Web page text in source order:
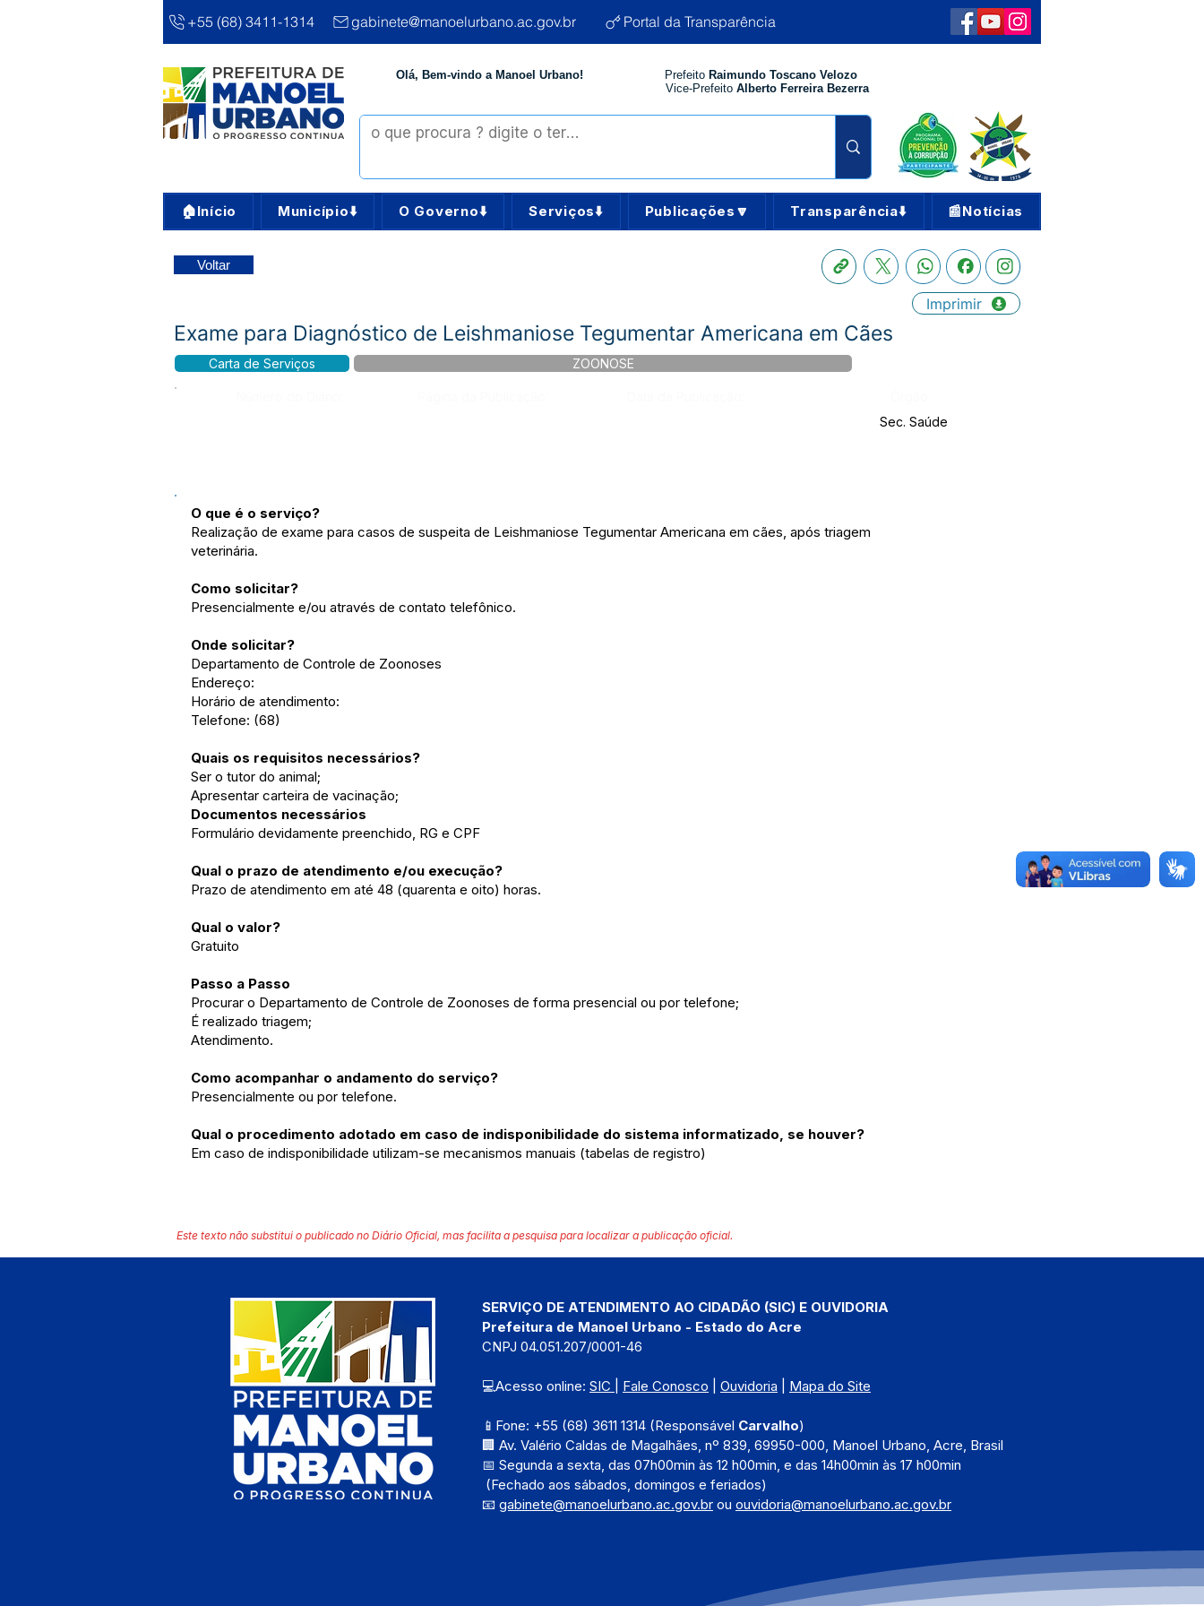
+55 (68) 3411-1314 gabinete@manoelurbano.ac.gov.br Portal da Transparência
Olá, Bem-vindo a Manoel Urbano! Prefeito Raimundo Toscano Velozo
Vice-Prefeito Alberto Ferreira Bezerra
🏠Início Município⬇️ O Governo⬇️ Serviços⬇️ Publicações🔽 Transparência⬇️ 📰Notícias
Voltar
Imprimir
Exame para Diagnóstico de Leishmaniose Tegumentar Americana em Cães
Carta de Serviços ZOONOSE
Sec. Saúde
O que é o serviço?
Realização de exame para casos de suspeita de Leishmaniose Tegumentar Americana em cães, após triagem
veterinária.
Como solicitar?
Presencialmente e/ou através de contato telefônico.
Onde solicitar?
Departamento de Controle de Zoonoses
Endereço:
Horário de atendimento:
Telefone: (68)
Quais os requisitos necessários?
Ser o tutor do animal;
Apresentar carteira de vacinação;
Documentos necessários
Formulário devidamente preenchido, RG e CPF
Qual o prazo de atendimento e/ou execução?
Prazo de atendimento em até 48 (quarenta e oito) horas.
Qual o valor?
Gratuito
Passo a Passo
Procurar o Departamento de Controle de Zoonoses de forma presencial ou por telefone;
É realizado triagem;
Atendimento.
Como acompanhar o andamento do serviço?
Presencialmente ou por telefone.
Qual o procedimento adotado em caso de indisponibilidade do sistema informatizado, se houver?
Em caso de indisponibilidade utilizam-se mecanismos manuais (tabelas de registro)
Este texto não substitui o publicado no Diário Oficial, mas facilita a pesquisa para localizar a publicação oficial.
SERVIÇO DE ATENDIMENTO AO CIDADÃO (SIC) E OUVIDORIA
Prefeitura de Manoel Urbano - Estado do Acre
CNPJ 04.051.207/0001-46
💻Acesso online: SIC Fale Conosco Ouvidoria Mapa do Site
📱Fone: +55 (68) 3611 1314 (Responsável Carvalho)
🏢 Av. Valério Caldas de Magalhães, nº 839, 69950-000, Manoel Urbano, Acre, Brasil
📅 Segunda a sexta, das 07h00min às 12 h00min, e das 14h00min às 17 h00min
(Fechado aos sábados, domingos e feriados)
📧 gabinete@manoelurbano.ac.gov.br ou ouvidoria@manoelurbano.ac.gov.br